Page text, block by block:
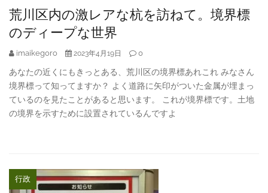
荒川区内の激レアな杭を訪ねて。境界標
のディープな世界
imaikegoro 2023年4月19日 0
あなたの近くにもきっとある、荒川区の境界標あれこれ みなさん
境界標って知ってますか？ よく道路に矢印がついた金属が埋まっ
ているのを見たことがあると思います。 これが境界標です。土地
の境界を示すために設置されているんですよ
行政